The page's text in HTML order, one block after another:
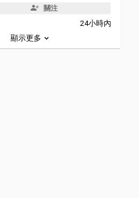
關注
24小時內
顯示更多